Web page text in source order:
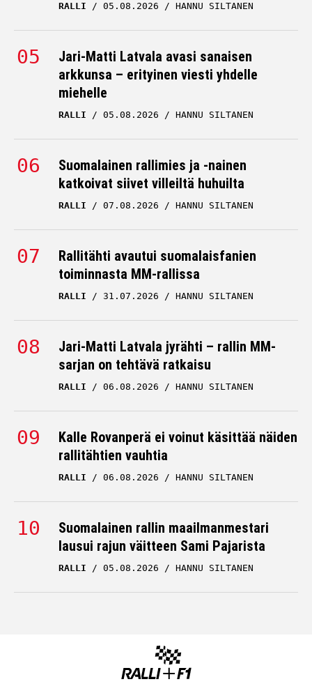
RALLI 05.08.2026 HANNU SILTANEN
Jari-Matti Latvala avasi sanaisen
arkkunsa – erityinen viesti yhdelle
miehelle
RALLI 05.08.2026 HANNU SILTANEN
Suomalainen rallimies ja -nainen
katkoivat siivet villeiltä huhuilta
RALLI 07.08.2026 HANNU SILTANEN
Rallitähti avautui suomalaisfanien
toiminnasta MM-rallissa
RALLI 31.07.2026 HANNU SILTANEN
Jari-Matti Latvala jyrähti – rallin MM-
sarjan on tehtävä ratkaisu
RALLI 06.08.2026 HANNU SILTANEN
Kalle Rovanperä ei voinut käsittää näiden
rallitähtien vauhtia
RALLI 06.08.2026 HANNU SILTANEN
Suomalainen rallin maailmanmestari
lausui rajun väitteen Sami Pajarista
RALLI 05.08.2026 HANNU SILTANEN